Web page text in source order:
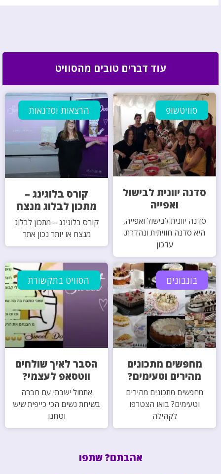
עוד דברים טובים מהסוויט
סוויטשופ
סדנה יוונית לבישול
ואפייה
סדנה יוונית לבישול ואפייה,
היא סדנה חוויתית ונהדרת.
עדכון
הרצאות וסדנאות
קורס בלוגינג –
מתכון לבלוג מנצח
קורס בלוגינג – מתכון לבלוג
מנצח או יותר נכון אתר
בונבונים
מחפשים מתכונים
מהירים וטעימים?
מחפשים מתכונים מהירים
וטעימים? בואו הצטרפו
לקהילה
הסוויט בתקשורת
הסבר לאיך שולחים
ווטסאפ לעצמי?
אתמול ישבתי עם חברה
בשיחת נשים הכי כייפית שיש
וטחנו
אהבתם? שתפו